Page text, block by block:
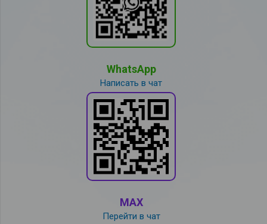
WhatsApp
Написать в чат
MAX
Перейти в чат